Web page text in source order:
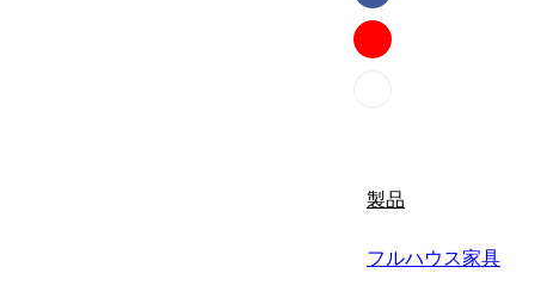
ภาษาไทย
русский
製品
フルハウス家具